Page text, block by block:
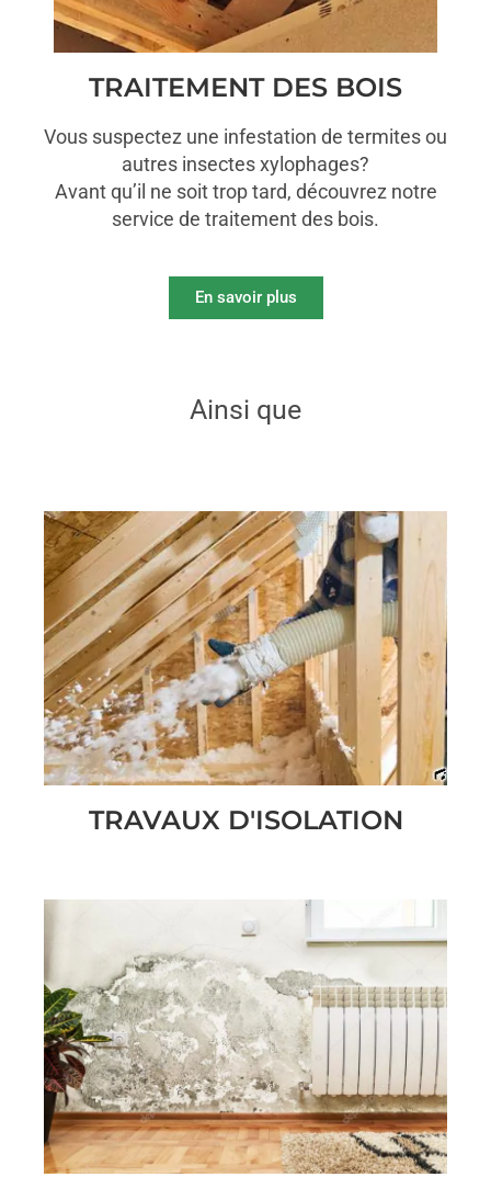
TRAITEMENT DES BOIS
Vous suspectez une infestation de termites ou
autres insectes xylophages?
Avant qu’il ne soit trop tard, découvrez notre
service de traitement des bois.
En savoir plus
Ainsi que
TRAVAUX D'ISOLATION